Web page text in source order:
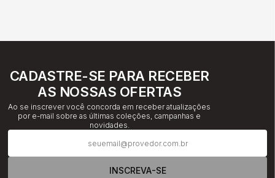
CADASTRE-SE PARA RECEBER
AS NOSSAS OFERTAS
Ao se inscrever você concorda em receber atualizações
por e-mail sobre as últimas coleções, campanhas e
novidades.
INSCREVA-SE